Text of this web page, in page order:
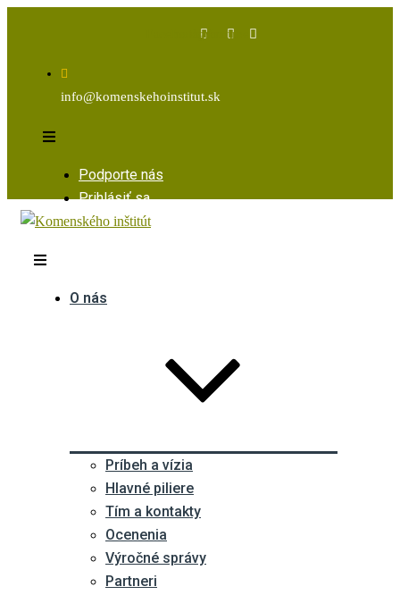
InstagramYoutube
info@komenskehoinstitut.sk
Podporte nás
Prihlásiť sa
O nás
Príbeh a vízia
Hlavné piliere
Tím a kontakty
Ocenenia
Výročné správy
Partneri